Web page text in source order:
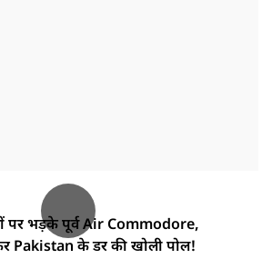
पर भड़के पूर्व Air Commodore,
Pakistan के डर की खोली पोल!